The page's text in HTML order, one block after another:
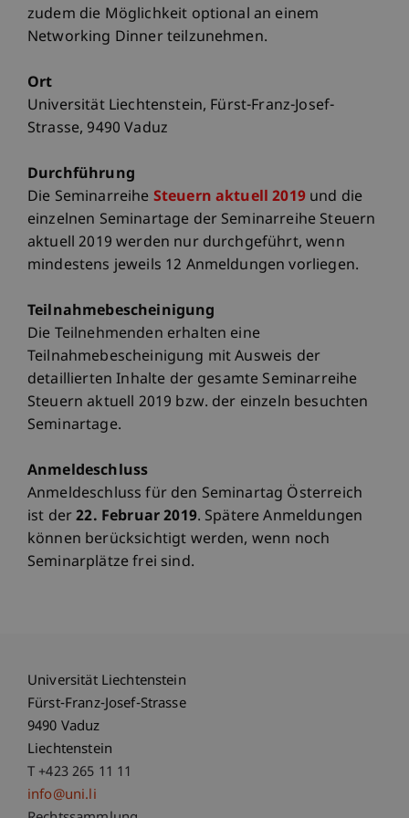
zudem die Möglichkeit optional an einem
Networking Dinner teilzunehmen.
Ort
Universität Liechtenstein, Fürst-Franz-Josef-
Strasse, 9490 Vaduz
Durchführung
Die Seminarreihe Steuern aktuell 2019und die
einzelnen Seminartage der Seminarreihe Steuern
aktuell 2019 werden nur durchgeführt, wenn
mindestens jeweils 12 Anmeldungen vorliegen.
Teilnahmebescheinigung
Die Teilnehmenden erhalten eine
Teilnahmebescheinigung mit Ausweis der
detaillierten Inhalte der gesamte Seminarreihe
Steuern aktuell 2019 bzw. der einzeln besuchten
Seminartage.
Anmeldeschluss
Anmeldeschluss für den Seminartag Österreich
ist der22. Februar 2019. Spätere Anmeldungen
können berücksichtigt werden, wenn noch
Seminarplätze frei sind.
Universität Liechtenstein
Fürst-Franz-Josef-Strasse
9490 Vaduz
Liechtenstein
T +423 265 11 11
info@uni.li